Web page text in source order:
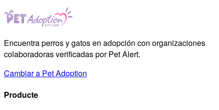
Encuentra perros y gatos en adopción con organizaciones
colaboradoras verificadas por Pet Alert.
Cambiar a Pet Adoption
Producte